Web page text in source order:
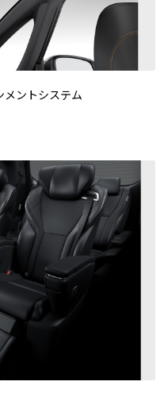
メントシステム